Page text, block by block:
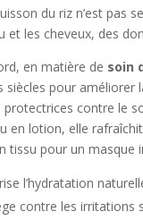
du riz n’est
et les cheveux, des
en matière de soin
siècles pour améliorer
contre le
en lotion, elle
tissu pour un masque
l’hydratation
contre les irritations